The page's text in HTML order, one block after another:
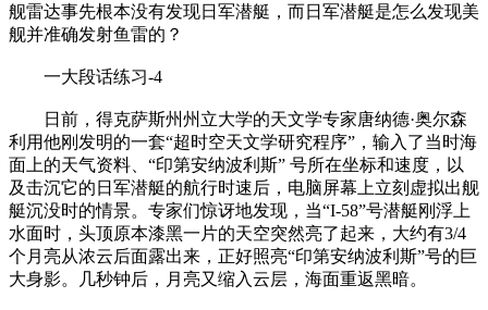
舰雷达事先根本没有发现日军潜艇，而日军潜艇是怎么发现美
舰并准确发射鱼雷的？
一大段话练习-4
日前，得克萨斯州州立大学的天文学专家唐纳德·奥尔森
利用他刚发明的一套“超时空天文学研究程序”，输入了当时海
面上的天气资料、“印第安纳波利斯” 号所在坐标和速度，以
及击沉它的日军潜艇的航行时速后，电脑屏幕上立刻虚拟出舰
艇沉没时的情景。专家们惊讶地发现，当“I-58”号潜艇刚浮上
水面时，头顶原本漆黑一片的天空突然亮了起来，大约有3/4
个月亮从浓云后面露出来，正好照亮“印第安纳波利斯”号的巨
大身影。几秒钟后，月亮又缩入云层，海面重返黑暗。